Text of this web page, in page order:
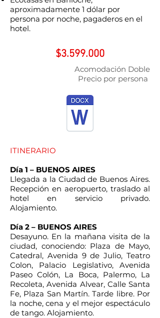
aproximadamente 1 dólar por
persona por noche, pagaderos en el
hotel.
$3.599.000
Acomodación Doble
Precio por persona
ITINERARIO
Día 1 – BUENOS AIRES
Llegada a la Ciudad de Buenos Aires.
Recepción en aeropuerto, traslado al
hotel en servicio privado.
Alojamiento.
Día 2 – BUENOS AIRES
Desayuno. En la mañana visita de la
ciudad, conociendo: Plaza de Mayo,
Catedral, Avenida 9 de Julio, Teatro
Colon, Palacio Legislativo, Avenida
Paseo Colón, La Boca, Palermo, La
Recoleta, Avenida Alvear, Calle Santa
Fe, Plaza San Martín. Tarde libre. Por
la noche, cena y el mejor espectáculo
de tango. Alojamiento.